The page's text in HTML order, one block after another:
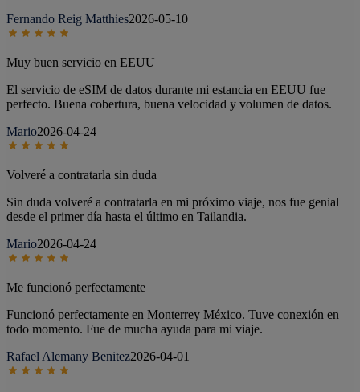
Fernando Reig Matthies2026-05-10
Muy buen servicio en EEUU
El servicio de eSIM de datos durante mi estancia en EEUU fue
perfecto. Buena cobertura, buena velocidad y volumen de datos.
Mario2026-04-24
Volveré a contratarla sin duda
Sin duda volveré a contratarla en mi próximo viaje, nos fue genial
desde el primer día hasta el último en Tailandia.
Mario2026-04-24
Me funcionó perfectamente
Funcionó perfectamente en Monterrey México. Tuve conexión en
todo momento. Fue de mucha ayuda para mi viaje.
Rafael Alemany Benitez2026-04-01